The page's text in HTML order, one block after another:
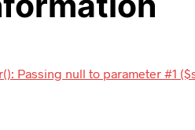
Passing null to parameter #1